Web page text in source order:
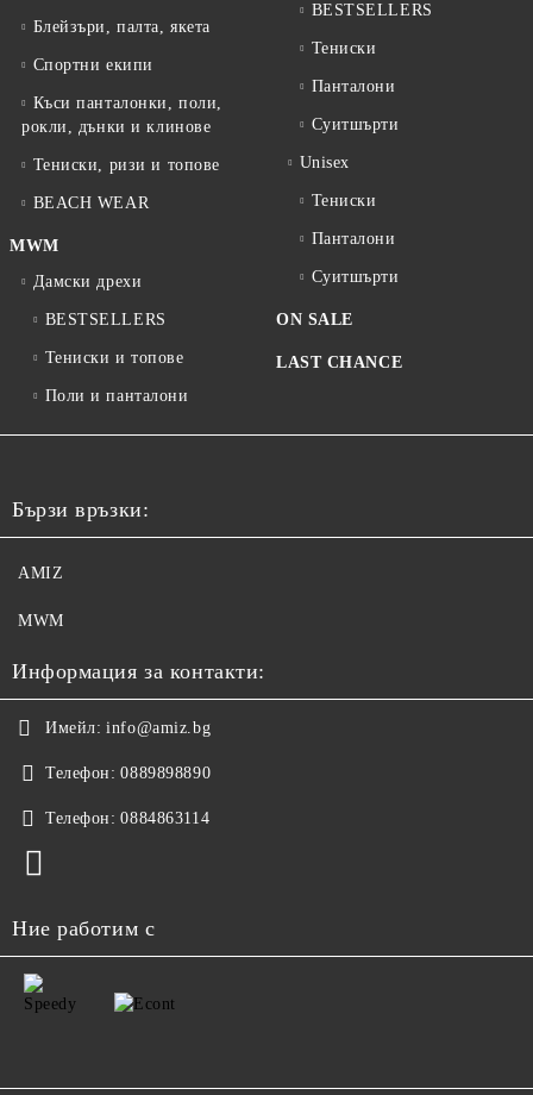
Блейзъри, палта, якета
Спортни екипи
Къси панталонки, поли,
рокли, дънки и клинове
Тениски, ризи и топове
BEACH WEAR
MWM
Дамски дрехи
BESTSELLERS
Тениски и топове
Поли и панталони
BESTSELLERS
Тениски
Панталони
Суитшърти
Unisex
Тениски
Панталони
Суитшърти
ON SALE
LAST CHANCE
Бързи връзки:
AMIZ
MWM
Информация за контакти:
Имейл: info@amiz.bg
Телефон: 0889898890
Телефон: 0884863114
Ние работим с